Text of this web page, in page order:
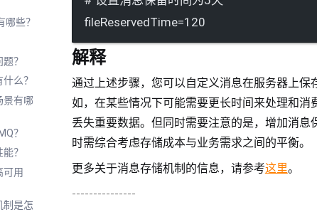
些？
？
么？
景有哪
？
？
可用
制是怎
fileReservedTime=120
解释
通过上述步骤，您可以自定义消息在服务器上
如，在某些情况下可能需要更长时间来处理和消
丢失重要数据。但同时需要注意的是，增加消
时需综合考虑存储成本与业务需求之间的平衡。
更多关于消息存储机制的信息，请参考这里。
---------------